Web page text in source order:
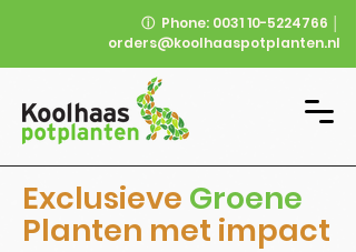
ⓘ Phone: 0031 10-5224766
orders@koolhaaspotplanten.nl
Exclusieve Groene
Planten met impact